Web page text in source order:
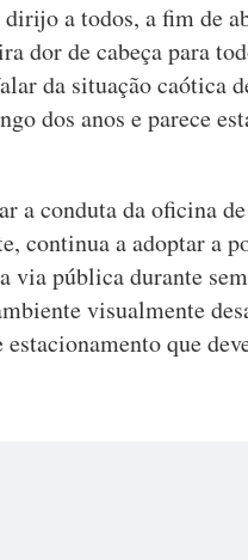
a todos, a fim de
dor de cabeça para
da situação caótica
dos anos e parece
a conduta da oficina
continua a adoptar a
via pública durante
visualmente
que